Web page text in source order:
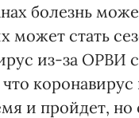
болезнь
может стать
из-за ОРВИ
коронавирус
и пройдет,